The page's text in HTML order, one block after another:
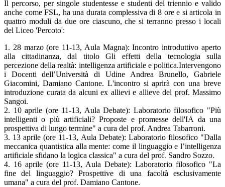
Il percorso, per singole studentesse e studenti del triennio e valido
anche come FSL, ha una durata complessiva di 8 oree si articola in
quattro moduli da due ore ciascuno, che si terranno presso i locali
del Liceo 'Percoto':
1. 28 marzo (ore 11-13, Aula Magna): Incontro introduttivo aperto
alla cittadinanza, dal titolo Gli effetti della tecnologia sulla
percezione della realtà: intelligenza artificiale e politica.Intervengono
i Docentidell’Università di Udine Andrea Brunello, Gabriele
Giacomini, Damiano Cantone. L'incontro si aprirà con una breve
introduzione curata da alcuni ex allievi e allieve del prof. Massimo
Sangoi.
2. 10 aprile (ore 11-13, Aula Debate): Laboratorio filosofico "Più
intelligenti o più artificiali?Proposte e promesse dell'IA da una
prospettiva di lungo termine" a cura del prof. Andrea Tabarroni.
3. 13 aprile (ore 11-13, Aula Debate): Laboratorio filosofico "Dalla
meccanica quantistica alla mente: come il linguaggio e l’intelligenza
artificiale sfidano la logica classica" a cura del prof. Sandro Sozzo.
4. 16 aprile (ore 11-13, Aula Debate): Laboratorio filosofico "La
fine del linguaggio? Prospettive di una facoltà esclusivamente
umana" a cura del prof. Damiano Cantone.